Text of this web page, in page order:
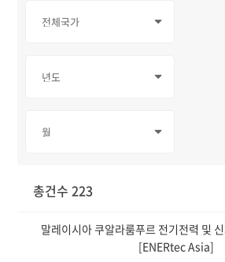
총건수 223
말레이시아 쿠알라룸푸르 전기전력 및
[ENERtec Asia]